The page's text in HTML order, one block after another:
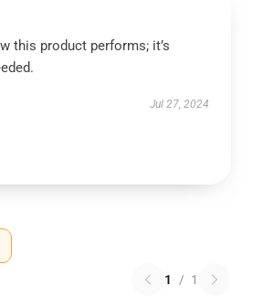
this product performs; it’s
Jul 27, 2024
1 / 1